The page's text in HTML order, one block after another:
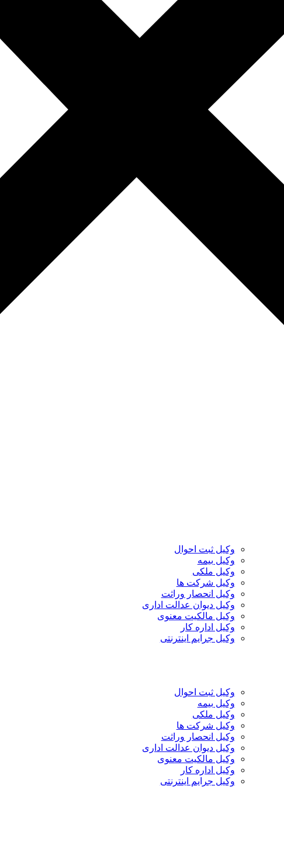
وکیل ثبت احوال
وکیل بیمه
وکیل ملکی
وکیل شرکت ها
وکیل انحصار وراثت
وکیل دیوان عدالت اداری
وکیل مالکیت معنوی
وکیل اداره کار
وکیل جرایم اینترنتی
وکیل ثبت احوال
وکیل بیمه
وکیل ملکی
وکیل شرکت ها
وکیل انحصار وراثت
وکیل دیوان عدالت اداری
وکیل مالکیت معنوی
وکیل اداره کار
وکیل جرایم اینترنتی